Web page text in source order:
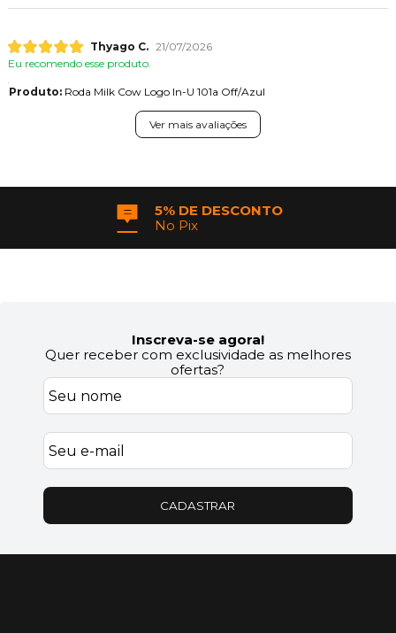
Thyago C. 21/07/2026
Eu recomendo esse produto.
Produto:Roda Milk Cow Logo In-U 101a Off/Azul
Ver mais avaliações
5% DE DESCONTO
No Pix
Inscreva-se agora!
Quer receber com exclusividade as melhores
ofertas?
CADASTRAR